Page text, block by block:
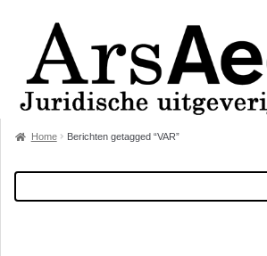
Home Berichten getagged “VAR”